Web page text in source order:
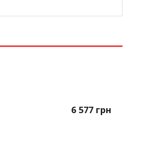
6 577 грн